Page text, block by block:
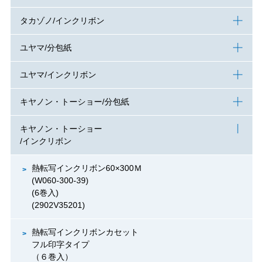
タカゾノ/インクリボン
ユヤマ/分包紙
ユヤマ/インクリボン
キヤノン・トーショー/分包紙
キヤノン・トーショー
/インクリボン
熱転写インクリボン60×300Ｍ
(W060-300-39)
(6巻入)
(2902V35201)
熱転写インクリボンカセット
フル印字タイプ
（６巻入）